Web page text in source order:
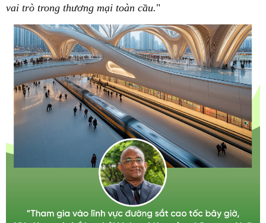
vai trò trong thương mại toàn cầu."